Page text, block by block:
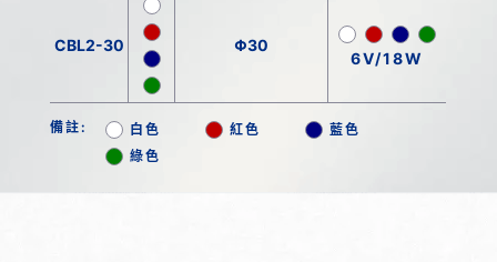
CBL2-30 Φ30
6V/18W
備註: 白色 紅色
藍色
綠色